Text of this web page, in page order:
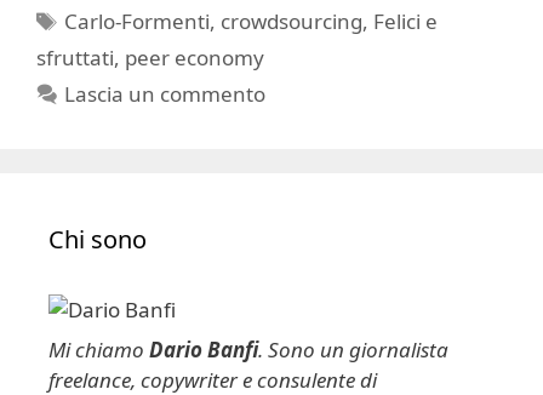
Tag
Carlo-Formenti, crowdsourcing, Felici e
sfruttati, peer economy
Lascia un commento
Chi sono
Mi chiamo Dario Banfi. Sono un giornalista
freelance, copywriter e consulente di